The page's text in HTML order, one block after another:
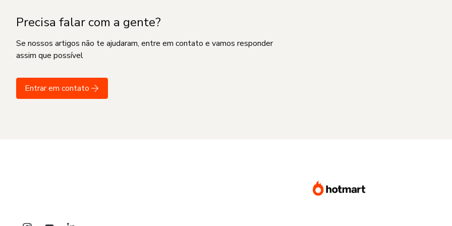
Precisa falar com a gente?
Se nossos artigos não te ajudaram, entre em contato e vamos responder
assim que possível
Entrar em contato